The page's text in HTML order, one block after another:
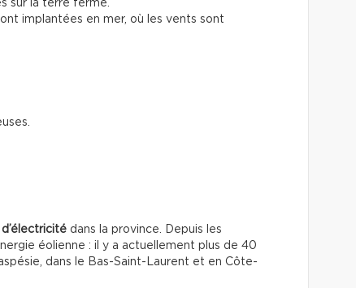
sur la terre ferme.
implantées en mer, où les vents sont
dans la province. Depuis les
éolienne : il y a actuellement plus de 40
dans le Bas-Saint-Laurent et en Côte-